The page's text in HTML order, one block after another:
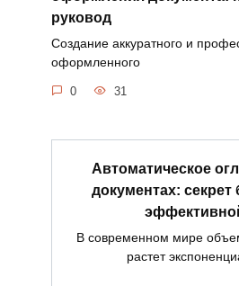
руковод
Создание аккуратного и
оформленного
0 31
Автоматическое
документах:
В современном мире
растет